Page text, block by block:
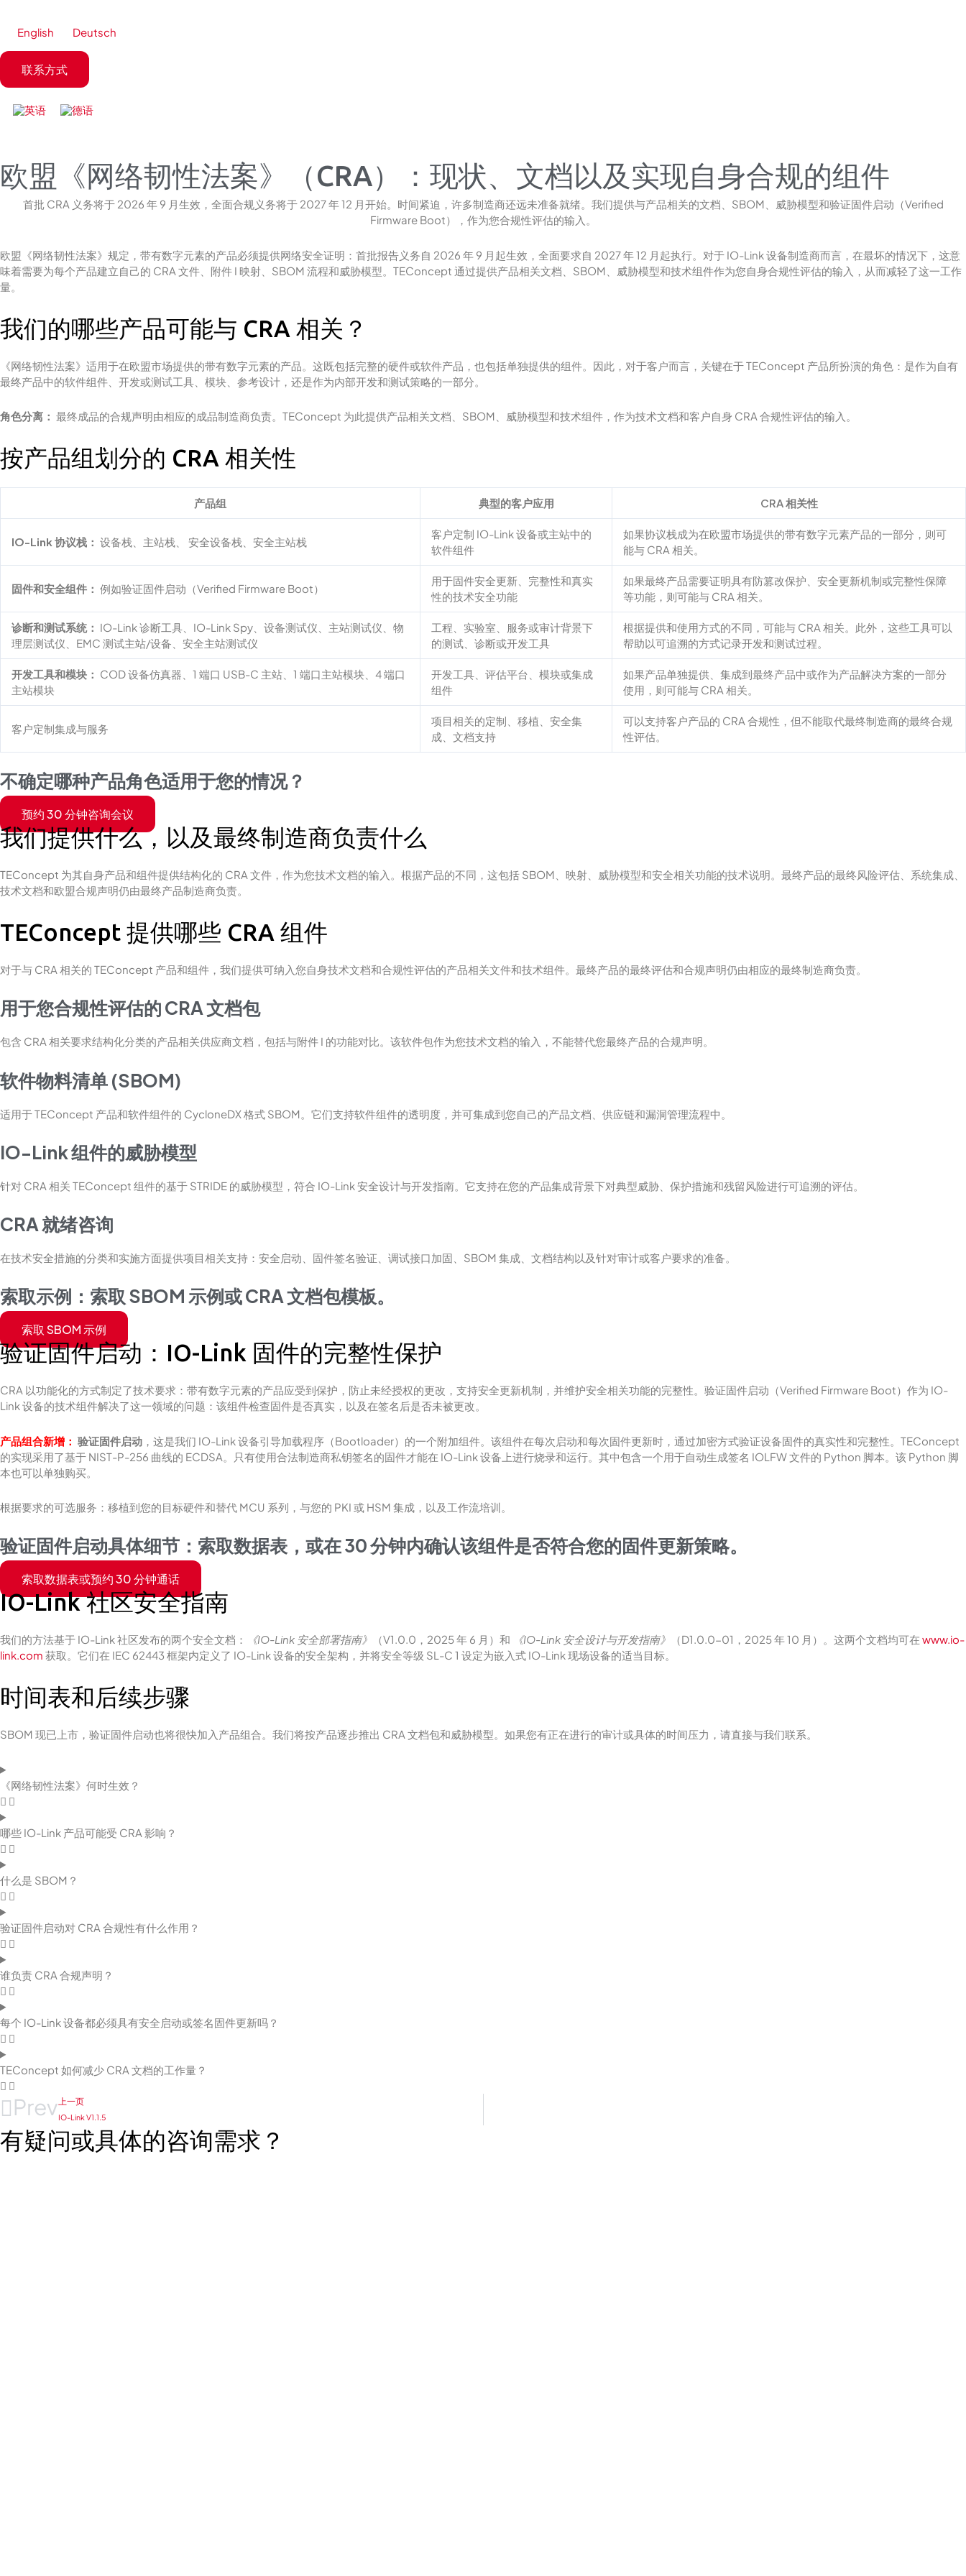
容
English Deutsch
联系方式
欧盟《网络韧性法案》（CRA）：现状、文档以及实现自身合规的组件
首批 CRA 义务将于 2026 年 9 月生效，全面合规义务将于 2027 年 12 月开始。时间紧迫，许多制造商还远未准备就绪。我们提供与产品相关的文档、SBOM、威胁模型和验证固件启动（Verified
Firmware Boot），作为您合规性评估的输入。
欧盟《网络韧性法案》规定，带有数字元素的产​​品必须提供网络安全证明：首批报告义务自 2026 年 9 月起生效，全面要求自 2027 年 12 月起执行。对于 IO-Link 设备制造商而言，在最坏的情况下，这意
味着需要为每个产品建立自己的 CRA 文件、附件 I 映射、SBOM 流程和威胁模型。TEConcept 通过提供产品相关文档、SBOM、威胁模型和技术组件作为您自身合规性评估的输入，从而减轻了这一工作
量。
我们的哪些产品可能与 CRA 相关？
《网络韧性法案》适用于在欧盟市场提供的带有数字元素的产​​品。这既包括完整的硬件或软件产品，也包括单独提供的组件。因此，对于客户而言，关键在于 TEConcept 产品所扮演的角色：是作为自有
最终产品中的软件组件、开发或测试工具、模块、参考设计，还是作为内部开发和测试策略的一部分。
角色分离： 最终成品的合规声明由相应的成品制造商负责。TEConcept 为此提供产品相关文档、SBOM、威胁模型和技术组件，作为技术文档和客户自身 CRA 合规性评估的输入。
按产品组划分的 CRA 相关性
产品组 典型的客户应用 CRA 相关性
IO-Link 协议栈： 设备栈、主站栈、 安全设备栈、安全主站栈
客户定制 IO-Link 设备或主站中的
软件组件
如果协议栈成为在欧盟市场提供的带有数字元素产品的一部分，则可
能与 CRA 相关。
固件和安全组件： 例如验证固件启动（Verified Firmware Boot）
用于固件安全更新、完整性和真实
性的技术安全功能
如果最终产品需要证明具有防篡改保护、安全更新机制或完整性保障
等功能，则可能与 CRA 相关。
诊断和测试系统： IO-Link 诊断工具、IO-Link Spy、设备测试仪、主站测试仪、物
理层测试仪、EMC 测试主站/设备、安全主站测试仪
工程、实验室、服务或审计背景下
的测试、诊断或开发工具
根据提供和使用方式的不同，可能与 CRA 相关。此外，这些工具可以
帮助以可追溯的方式记录开发和测试过程。
开发工具和模块： COD 设备仿真器、1 端口 USB-C 主站、1 端口主站模块、4 端口
主站模块
开发工具、评估平台、模块或集成
组件
如果产品单独提供、集成到最终产品中或作为产品解决方案的一部分
使用，则可能与 CRA 相关。
客户定制集成与服务
项目相关的定制、移植、安全集
成、文档支持
可以支持客户产品的 CRA 合规性，但不能取代最终制造商的最终合规
性评估。
不确定哪种产品角色适用于您的情况？
预约 30 分钟咨询会议
我们提供什么，以及最终制造商负责什么
TEConcept 为其自身产品和组件提供结构化的 CRA 文件，作为您技术文档的输入。根据产品的不同，这包括 SBOM、映射、威胁模型和安全相关功能的技术说明。最终产品的最终风险评估、系统集成、
技术文档和欧盟合规声明仍由最终产品制造商负责。
TEConcept 提供哪些 CRA 组件
对于与 CRA 相关的 TEConcept 产品和组件，我们提供可纳入您自身技术文档和合规性评估的产品相关文件和技术组件。最终产品的最终评估和合规声明仍由相应的最终制造商负责。
用于您合规性评估的 CRA 文档包
包含 CRA 相关要求结构化分类的产品相关供应商文档，包括与附件 I 的功能对比。该软件包作为您技术文档的输入，不能替代您最终产品的合规声明。
软件物料清单 (SBOM)
适用于 TEConcept 产品和软件组件的 CycloneDX 格式 SBOM。它们支持软件组件的透明度，并可集成到您自己的产品文档、供应链和漏洞管理流程中。
IO-Link 组件的威胁模型
针对 CRA 相关 TEConcept 组件的基于 STRIDE 的威胁模型，符合 IO-Link 安全设计与开发指南。它支持在您的产品集成背景下对典型威胁、保护措施和残留风险进行可追溯的评估。
CRA 就绪咨询
在技术安全措施的分类和实施方面提供项目相关支持：安全启动、固件签名验证、调试接口加固、SBOM 集成、文档结构以及针对审计或客户要求的准备。
索取示例：索取 SBOM 示例或 CRA 文档包模板。
索取 SBOM 示例
验证固件启动：IO-Link 固件的完整性保护
CRA 以功能化的方式制定了技术要求：带有数字元素的产​​品应受到保护，防止未经授权的更改，支持安全更新机制，并维护安全相关功能的完整性。验证固件启动（Verified Firmware Boot）作为 IO-
Link 设备的技术组件解决了这一领域的问题：该组件检查固件是否真实，以及在签名后是否未被更改。
产品组合新增： 验证固件启动 ，这是我们 IO-Link 设备引导加载程序（Bootloader）的一个附加组件。该组件在每次启动和每次固件更新时，通过加密方式验证设备固件的真实性和完整性。TEConcept
的实现采用了基于 NIST-P-256 曲线的 ECDSA。只有使用合法制造商私钥签名的固件才能在 IO-Link 设备上进行烧录和运行。其中包含一个用于自动生成签名 IOLFW 文件的 Python 脚本。该 Python 脚
本也可以单独购买。
根据要求的可选服务：移植到您的目标硬件和替代 MCU 系列，与您的 PKI 或 HSM 集成，以及工作流培训。
验证固件启动具体细节：索取数据表，或在 30 分钟内确认该组件是否符合您的固件更新策略。
索取数据表或预约 30 分钟通话
IO-Link 社区安全指南
我们的方法基于 IO-Link 社区发布的两个安全文档： 《IO-Link 安全部署指南》 （V1.0.0，2025 年 6 月）和 《IO-Link 安全设计与开发指南》 （D1.0.0-01，2025 年 10 月）。这两个文档均可在 www.io-
link.com 获取。它们在 IEC 62443 框架内定义了 IO-Link 设备的安全架构，并将安全等级 SL-C 1 设定为嵌入式 IO-Link 现场设备的适当目标。
时间表和后续步骤
SBOM 现已上市，验证固件启动也将很快加入产品组合。我们将按产品逐步推出 CRA 文档包和威胁模型。如果您有正在进行的审计或具体的时间压力，请直接与我们联系。
《网络韧性法案》何时生效？
哪些 IO-Link 产品可能受 CRA 影响？
什么是 SBOM？
验证固件启动对 CRA 合规性有什么作用？
谁负责 CRA 合规声明？
每个 IO-Link 设备都必须具有安全启动或签名固件更新吗？
TEConcept 如何减少 CRA 文档的工作量？
Prev 上一页
IO-Link V1.1.5
有疑问或具体的咨询需求？